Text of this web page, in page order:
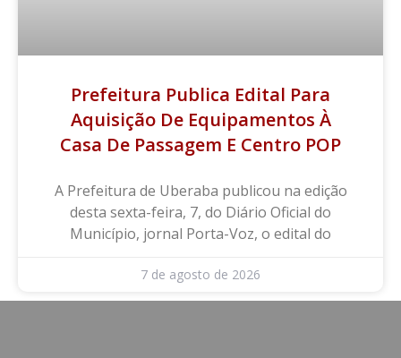
Prefeitura Publica Edital Para
Aquisição De Equipamentos À
Casa De Passagem E Centro POP
A Prefeitura de Uberaba publicou na edição
desta sexta-feira, 7, do Diário Oficial do
Município, jornal Porta-Voz, o edital do
7 de agosto de 2026